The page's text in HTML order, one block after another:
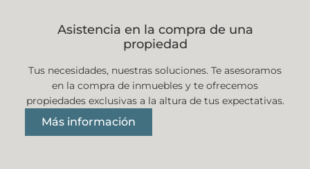
Asistencia en la compra de una
propiedad
Tus necesidades, nuestras soluciones. Te asesoramos
en la compra de inmuebles y te ofrecemos
propiedades exclusivas a la altura de tus expectativas.
Más información